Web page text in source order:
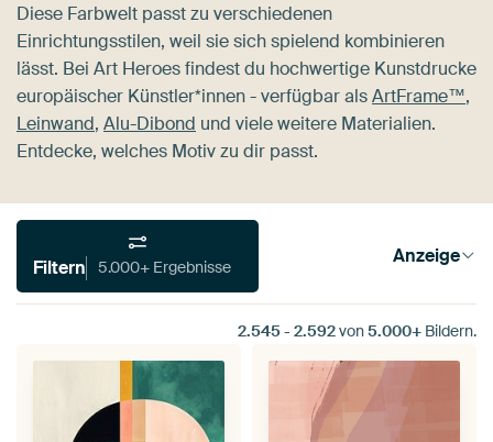
Diese Farbwelt passt zu verschiedenen
Einrichtungsstilen, weil sie sich spielend kombinieren
lässt. Bei Art Heroes findest du hochwertige Kunstdrucke
europäischer Künstler*innen - verfügbar alsArtFrame™,
Leinwand, Alu-Dibond und viele weitere Materialien.
Entdecke, welches Motiv zu dir passt.
Filtern 5.000+ Ergebnisse Anzeige
2.545- 2.592von5.000+ Bildern.